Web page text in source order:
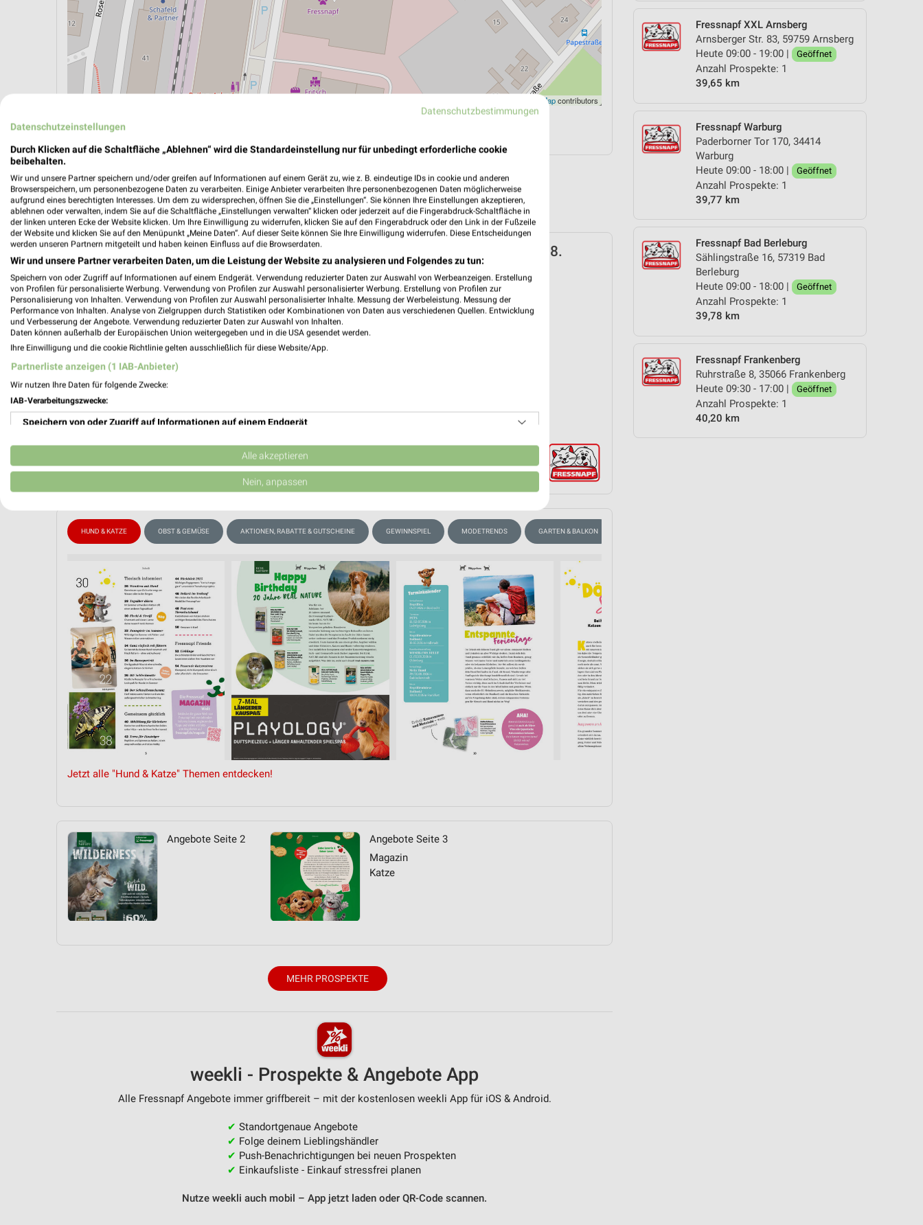
Fressnapf XXL Arnsberg
Arnsberger Str. 83, 59759 Arnsberg
Heute 09:00 - 19:00 |
Geöffnet
Anzahl Prospekte: 1
39,65 km
Fressnapf Warburg
Paderborner Tor 170, 34414
Warburg
Heute 09:00 - 18:00 |
Geöffnet
Anzahl Prospekte: 1
39,77 km
Fressnapf Bad Berleburg
Sählingstraße 16, 57319 Bad
Berleburg
Heute 09:00 - 18:00 |
Geöffnet
Anzahl Prospekte: 1
39,78 km
Fressnapf Frankenberg
Ruhrstraße 8, 35066 Frankenberg
Heute 09:30 - 17:00 |
Geöffnet
Anzahl Prospekte: 1
40,20 km
OpenStreetMapcontributors
ÖPNV ANZEIGEN
Aktuelle Angebote in dieser Filiale
Anzahl Prospekte: 1
Letztes Prospektupdate: vor 8 Tagen
Fressnapf Prospekt für Brilon ab Sa. den 01.08.
Fressnapf Friends
Gültig von 01. Aug. bis 31. Aug.
📅 Kalendereintrag erstellen
PROSPEKT BLÄTTERN
HUND & KATZE OBST & GEMÜSE AKTIONEN, RABATTE & GUTSCHEINE GEWINNSPIEL MODETRENDS GARTEN & BALKON
Jetzt alle "Hund & Katze" Themen entdecken!
Angebote Seite 2
Angebote Seite 3
Magazin
Katze
MEHR PROSPEKTE
weekli - Prospekte & Angebote App
Alle Fressnapf Angebote immer griffbereit – mit der kostenlosen weekli App für iOS & Android.
✔ Standortgenaue Angebote
✔ Folge deinem Lieblingshändler
✔ Push-Benachrichtigungen bei neuen Prospekten
✔ Einkaufsliste - Einkauf stressfrei planen
Nutze weekli auch mobil – App jetzt laden oder QR-Code scannen.
Datenschutzbestimmungen
Datenschutzeinstellungen
Durch Klicken auf die Schaltfläche „Ablehnen“ wird die Standardeinstellung nur für unbedingt erforderliche cookie
beibehalten.
Wir und unsere Partner speichern und/oder greifen auf Informationen auf einem Gerät zu, wie z. B. eindeutige IDs in cookie und anderen
Browserspeichern, um personenbezogene Daten zu verarbeiten. Einige Anbieter verarbeiten Ihre personenbezogenen Daten möglicherweise
aufgrund eines berechtigten Interesses. Um dem zu widersprechen, öffnen Sie die „Einstellungen“. Sie können Ihre Einstellungen akzeptieren,
ablehnen oder verwalten, indem Sie auf die Schaltfläche „Einstellungen verwalten“ klicken oder jederzeit auf die Fingerabdruck-Schaltfläche in
der linken unteren Ecke der Website klicken. Um Ihre Einwilligung zu widerrufen, klicken Sie auf den Fingerabdruck oder den Link in der Fußzeile
der Website und klicken Sie auf den Menüpunkt „Meine Daten“. Auf dieser Seite können Sie Ihre Einwilligung widerrufen. Diese Entscheidungen
werden unseren Partnern mitgeteilt und haben keinen Einfluss auf die Browserdaten.
Wir und unsere Partner verarbeiten Daten, um die Leistung der Website zu analysieren und Folgendes zu tun:
Speichern von oder Zugriff auf Informationen auf einem Endgerät. Verwendung reduzierter Daten zur Auswahl von Werbeanzeigen. Erstellung
von Profilen für personalisierte Werbung. Verwendung von Profilen zur Auswahl personalisierter Werbung. Erstellung von Profilen zur
Personalisierung von Inhalten. Verwendung von Profilen zur Auswahl personalisierter Inhalte. Messung der Werbeleistung. Messung der
Performance von Inhalten. Analyse von Zielgruppen durch Statistiken oder Kombinationen von Daten aus verschiedenen Quellen. Entwicklung
und Verbesserung der Angebote. Verwendung reduzierter Daten zur Auswahl von Inhalten.
Daten können außerhalb der Europäischen Union weitergegeben und in die USA gesendet werden.
Ihre Einwilligung und die cookie Richtlinie gelten ausschließlich für diese Website/App.
Partnerliste anzeigen (1 IAB-Anbieter)
Wir nutzen Ihre Daten für folgende Zwecke:
IAB-Verarbeitungszwecke:
Speichern von oder Zugriff auf Informationen auf einem Endgerät
Verwendung reduzierter Daten zur Auswahl von Werbeanzeigen
Erstellung von Profilen für personalisierte Werbung
Erstellung von Profilen zur Personalisierung von Inhalten
Verwendung von Profilen zur Auswahl personalisierter Inhalte
Messung der Werbeleistung
Messung der Performance von Inhalten
Analyse von Zielgruppen durch Statistiken oder Kombinationen von Daten aus verschiedenen
Entwicklung und Verbesserung der Angebote
Verwendung reduzierter Daten zur Auswahl von Inhalten
IAB-Besonderheiten:
Notwendig
Performance
Funktional
Alle akzeptieren
Nein, anpassen